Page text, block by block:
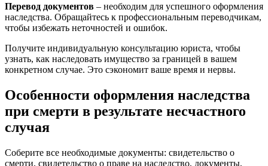
Перевод документов – необходим для успешного оформления
наследства. Обращайтесь к профессиональным переводчикам,
чтобы избежать неточностей и ошибок.
Получите индивидуальную консультацию юриста, чтобы
узнать, как наследовать имущество за границей в вашем
конкретном случае. Это сэкономит ваше время и нервы.
Особенности оформления наследства
при смерти в результате несчастного
случая
Соберите все необходимые документы: свидетельство о
смерти, свидетельство о праве на наследство, документы,